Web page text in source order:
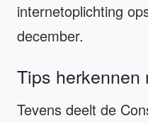
internetoplichting
december.
Tips herkennen
Tevens deelt de